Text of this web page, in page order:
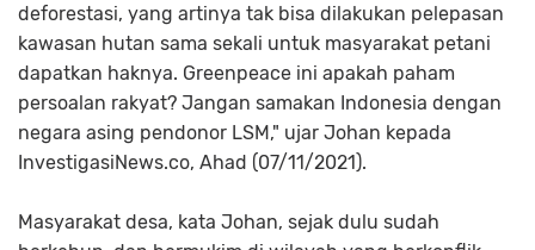
deforestasi, yang artinya tak bisa dilakukan pelepasan
kawasan hutan sama sekali untuk masyarakat petani
dapatkan haknya. Greenpeace ini apakah paham
persoalan rakyat? Jangan samakan Indonesia dengan
negara asing pendonor LSM," ujar Johan kepada
InvestigasiNews.co, Ahad (07/11/2021).
Masyarakat desa, kata Johan, sejak dulu sudah